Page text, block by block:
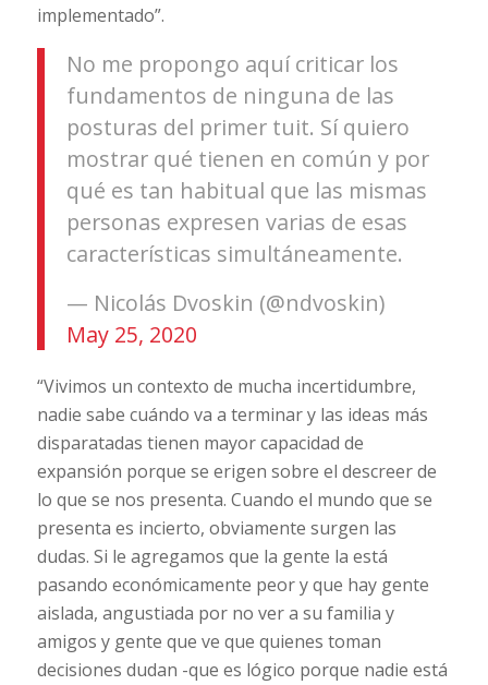
implementado”.
No me propongo aquí criticar los
fundamentos de ninguna de las
posturas del primer tuit. Sí quiero
mostrar qué tienen en común y por
qué es tan habitual que las mismas
personas expresen varias de esas
características simultáneamente.
— Nicolás Dvoskin (@ndvoskin)
May 25, 2020
“Vivimos un contexto de mucha incertidumbre,
nadie sabe cuándo va a terminar y las ideas más
disparatadas tienen mayor capacidad de
expansión porque se erigen sobre el descreer de
lo que se nos presenta. Cuando el mundo que se
presenta es incierto, obviamente surgen las
dudas. Si le agregamos que la gente la está
pasando económicamente peor y que hay gente
aislada, angustiada por no ver a su familia y
amigos y gente que ve que quienes toman
decisiones dudan -que es lógico porque nadie está